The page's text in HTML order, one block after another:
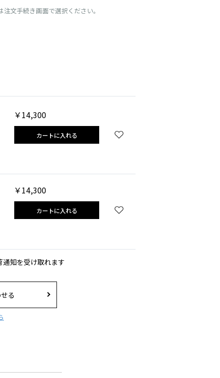
文手続き画面で選択ください。
￥14,300
カートに入れる
￥14,300
カートに入れる
通知を受け取れます
る